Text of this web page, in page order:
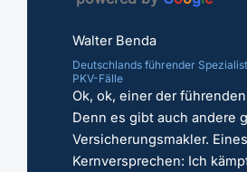
Walter Benda
Deutschlands führender
PKV-Fälle
Ok, ok, einer der
Denn es gibt auch andere
Versicherungsmakler.
Kernversprechen: Ich